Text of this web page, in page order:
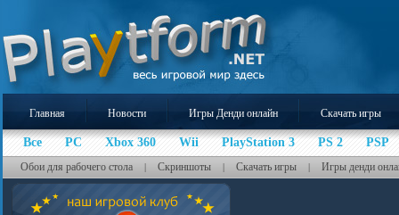
Главная Новости Игры Денди онлайн Скачать игры
Все PC Xbox 360 Wii PlayStation 3 PS 2 PSP
Обои для рабочего стола | Скриншоты | Скачать игры | Игры денди